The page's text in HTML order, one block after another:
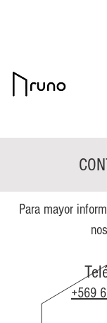
Para mayor
+569